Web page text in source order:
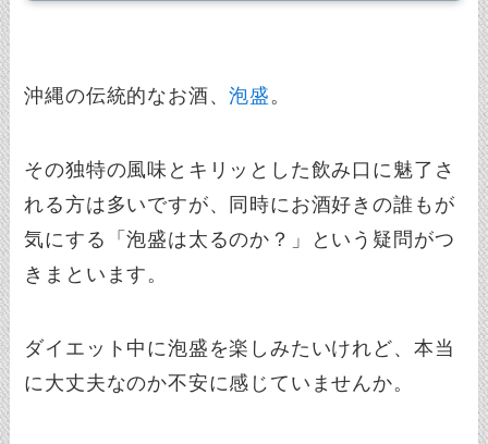
沖縄の伝統的なお酒、泡盛。
その独特の風味とキリッとした飲み口に魅了さ
れる方は多いですが、同時にお酒好きの誰もが
気にする「泡盛は太るのか？」という疑問がつ
きまといます。
ダイエット中に泡盛を楽しみたいけれど、本当
に大丈夫なのか不安に感じていませんか。